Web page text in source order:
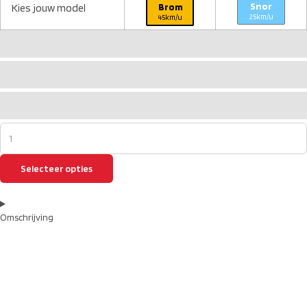
Kies jouw model Brom
45km/u
Snor
25km/u
Selecteer opties
Omschrijving